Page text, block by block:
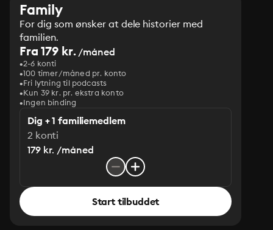
Family
For dig som ønsker at dele historier med
familien.
Fra 179 kr./måned
2-6 konti
100 timer/måned pr. konto
Fri lytning til podcasts
Kun 39 kr. pr. ekstra konto
Ingen binding
Dig + 1 familiemedlem
2 konti
179 kr. /måned
Start tilbuddet